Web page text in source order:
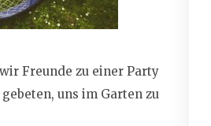
Freunde zu einer Party
uns im Garten zu